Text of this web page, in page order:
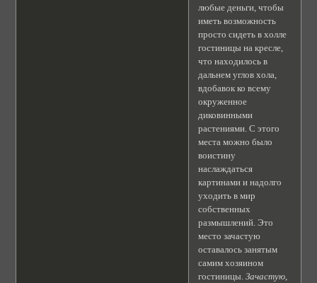
любые деньги, чтобы
иметь возможность
просто сидеть в холле
гостиницы на кресле,
что находилось в
дальнем углов хола,
вдобавок ко всему
окруженное
диковинными
растениями. С этого
места можно было
воистину
наслаждаться
картинами и надолго
уходить в мир
собственных
размышлений. Это
место зачастую
оставалось занятым
самим хозяином
гостиницы. Зачастую,